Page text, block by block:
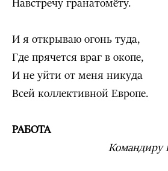
Навстречу гранатомёту.
И я открываю огонь туда,
Где прячется враг в окопе,
И не уйти от меня никуда
Всей коллективной Европе.
РАБОТА
Командиру